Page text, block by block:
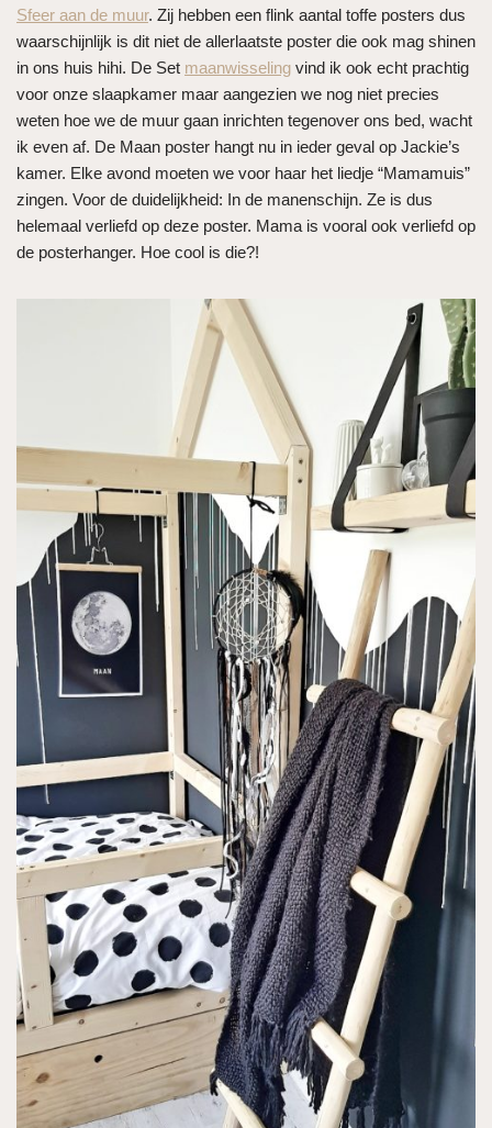
Sfeer aan de muur. Zij hebben een flink aantal toffe posters dus
waarschijnlijk is dit niet de allerlaatste poster die ook mag shinen
in ons huis hihi. De Set maanwisseling vind ik ook echt prachtig
voor onze slaapkamer maar aangezien we nog niet precies
weten hoe we de muur gaan inrichten tegenover ons bed, wacht
ik even af. De Maan poster hangt nu in ieder geval op Jackie’s
kamer. Elke avond moeten we voor haar het liedje “Mamamuis”
zingen. Voor de duidelijkheid: In de manenschijn. Ze is dus
helemaal verliefd op deze poster. Mama is vooral ook verliefd op
de posterhanger. Hoe cool is die?!